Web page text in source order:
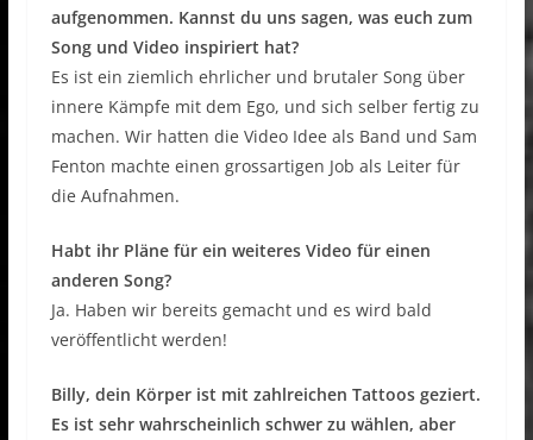
aufgenommen. Kannst du uns sagen, was euch zum
Song und Video inspiriert hat?
Es ist ein ziemlich ehrlicher und brutaler Song über
innere Kämpfe mit dem Ego, und sich selber fertig zu
machen. Wir hatten die Video Idee als Band und Sam
Fenton machte einen grossartigen Job als Leiter für
die Aufnahmen.
Habt ihr Pläne für ein weiteres Video für einen
anderen Song?
Ja. Haben wir bereits gemacht und es wird bald
veröffentlicht werden!
Billy, dein Körper ist mit zahlreichen Tattoos geziert.
Es ist sehr wahrscheinlich schwer zu wählen, aber